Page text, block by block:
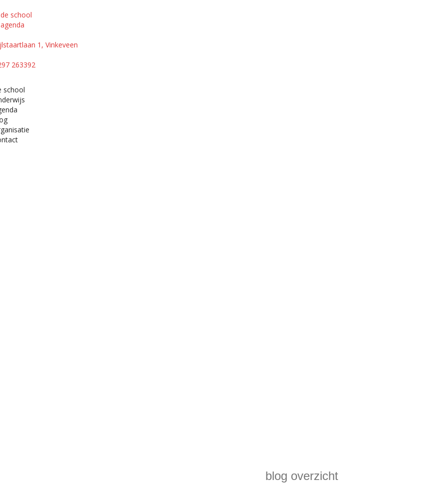
de school
agenda
1, Vinkeveen
263392
school
blog overzicht